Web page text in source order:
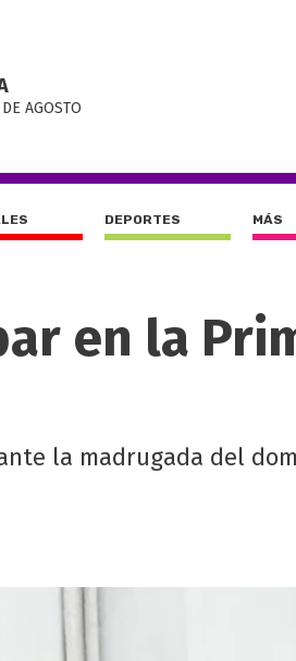
AGOSTO
DEPORTES MÁS
en la
la madrugada del